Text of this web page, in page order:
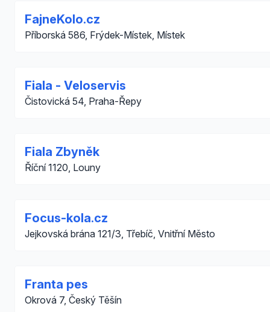
FajneKolo.cz
Příborská 586, Frýdek-Místek, Místek
Fiala - Veloservis
Čistovická 54, Praha-Řepy
Fiala Zbyněk
Říční 1120, Louny
Focus-kola.cz
Jejkovská brána 121/3, Třebíč, Vnitřní Město
Franta pes
Okrová 7, Český Těšín